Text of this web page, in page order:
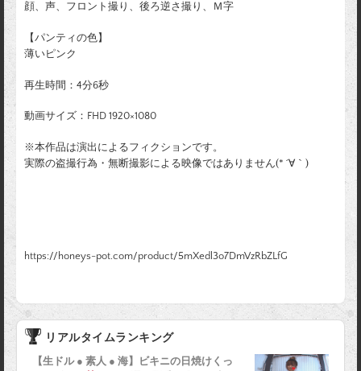
顔、声、フロント撮り、後ろ逆さ撮り、Ｍ字
【パンティの色】
薄いピンク
再生時間：4分6秒
動画サイズ：FHD 1920×1080
※本作品は演出によるフィクションです。
実際の盗撮行為・無断撮影による映像ではありません(* ´∀｀)
https://honeys-pot.com/product/5mXedl3o7DmVzRbZLfG
リアルタイムランキング
【生ドル ● 素人 ● 海】ビキニの日焼けくっ